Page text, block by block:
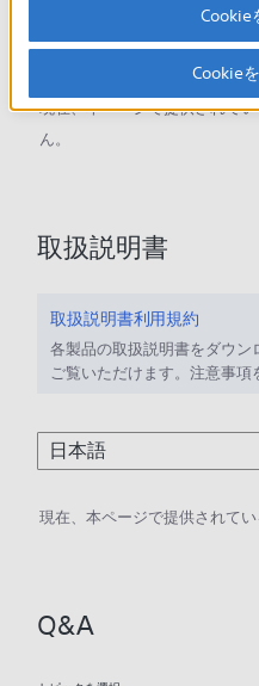
ダウンロード
現在、本ページで提供されて
ん。
取扱説明書
取扱説明書利用規約
各製品の取扱説明書をダウン
ご覧いただけます。注意事項
現在、本ページで提供されて
Q&A
Cookie
Cookie